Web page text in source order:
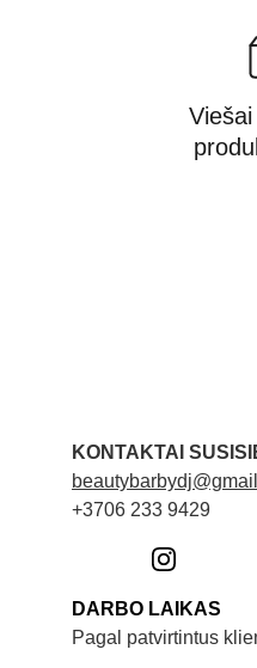
KONTAKTAI
+3706 233 9429
DARBO LAIKAS
Pagal patvirtintus